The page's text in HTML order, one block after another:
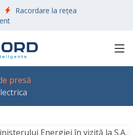
Racordare la rețea
presă